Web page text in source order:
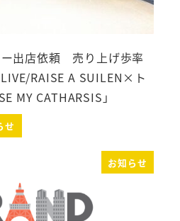
ー出店依頼 売り上げ歩率
RAISE A SUILEN×ト
MY CATHARSIS」
せ
お知らせ